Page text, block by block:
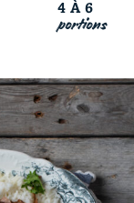
4 À 6
portions